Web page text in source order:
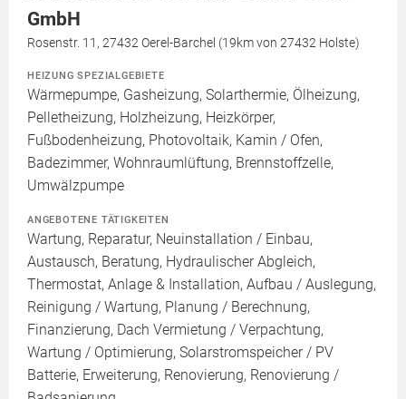
GmbH
Rosenstr. 11, 27432 Oerel-Barchel (19km von 27432 Holste)
HEIZUNG SPEZIALGEBIETE
Wärmepumpe, Gasheizung, Solarthermie, Ölheizung,
Pelletheizung, Holzheizung, Heizkörper,
Fußbodenheizung, Photovoltaik, Kamin / Ofen,
Badezimmer, Wohnraumlüftung, Brennstoffzelle,
Umwälzpumpe
ANGEBOTENE TÄTIGKEITEN
Wartung, Reparatur, Neuinstallation / Einbau,
Austausch, Beratung, Hydraulischer Abgleich,
Thermostat, Anlage & Installation, Aufbau / Auslegung,
Reinigung / Wartung, Planung / Berechnung,
Finanzierung, Dach Vermietung / Verpachtung,
Wartung / Optimierung, Solarstromspeicher / PV
Batterie, Erweiterung, Renovierung, Renovierung /